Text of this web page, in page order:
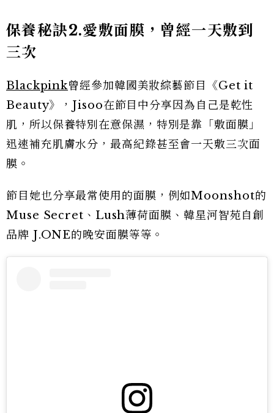
保養秘訣2.愛敷面膜，曾經一天敷到
三次
Blackpink曾經參加韓國美妝綜藝節目《Get it
Beauty》，Jisoo在節目中分享因為自己是乾性
肌，所以保養特別在意保濕，特別是靠「敷面膜」
迅速補充肌膚水分，最高紀錄甚至會一天敷三次面
膜。
節目她也分享最常使用的面膜，例如Moonshot的
Muse Secret、Lush薄荷面膜、韓星河智苑自創
品牌 J.ONE的晚安面膜等等。